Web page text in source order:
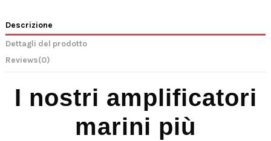
Descrizione
Dettagli del prodotto
Reviews(0)
I nostri amplificatori
marini più